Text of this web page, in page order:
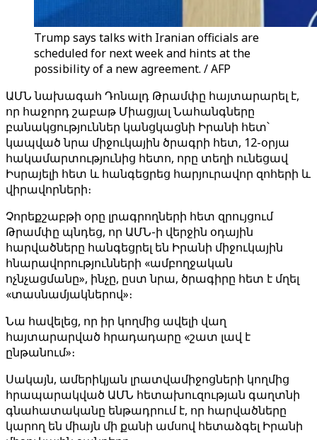
Trump says talks with Iranian officials are
scheduled for next week and hints at the
possibility of a new agreement. / AFP
ԱՄՆ նախագահ Դոնալդ Թրամփը հայտարարել է,
որ հաջորդ շաբաթ Միացյալ Նահանգները
բանակցություններ կանցկացնի Իրանի հետ՝
կապված նրա միջուկային ծրագրի հետ, 12-օրյա
հակամարտությունից հետո, որը տեղի ունեցավ
Իսրայելի հետ և հանգեցրեց հարյուրավոր զոհերի և
վիրավորների։
Չորեքշաբթի օրը լրագրողների հետ զրույցում
Թրամփը պնդեց, որ ԱՄՆ-ի վերջին օդային
հարվածները հանգեցրել են Իրանի միջուկային
հնարավորությունների «ամբողջական
ոչնչացմանը», ինչը, ըստ նրա, ծրագիրը հետ է մղել
«տասնամյակներով»։
Նա հավելեց, որ իր կողմից ավելի վաղ
հայտարարված հրադադարը «շատ լավ է
ընթանում»։
Սակայն, ամերիկյան լրատվամիջոցների կողմից
հրապարակված ԱՄՆ հետախուզության գաղտնի
գնահատականը ենթադրում է, որ հարվածները
կարող են միայն մի քանի ամսով հետաձգել Իրանի